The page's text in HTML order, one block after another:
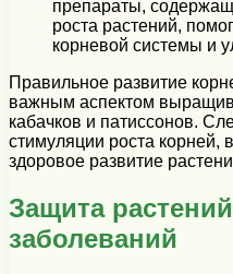
препараты,
роста растений,
корневой системы и
Правильное развитие
важным аспектом
кабачков и патиссонов.
стимуляции роста корней,
здоровое развитие
Защита
заболеваний